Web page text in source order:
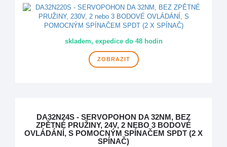
skladem, expedice do 48 hodin
ZOBRAZIT
DA32N24S - SERVOPOHON DA 32NM, BEZ
ZPĚTNÉ PRUŽINY, 24V, 2 NEBO 3 BODOVÉ
OVLÁDÁNÍ, S POMOCNÝM SPÍNAČEM SPDT (2 X
SPÍNAČ)